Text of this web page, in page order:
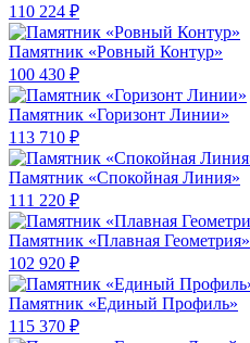
110 224 ₽
Памятник «Ровный Контур»
100 430 ₽
Памятник «Горизонт Линии»
113 710 ₽
Памятник «Спокойная Линия»
111 220 ₽
Памятник «Плавная Геометрия»
102 920 ₽
Памятник «Единый Профиль»
115 370 ₽